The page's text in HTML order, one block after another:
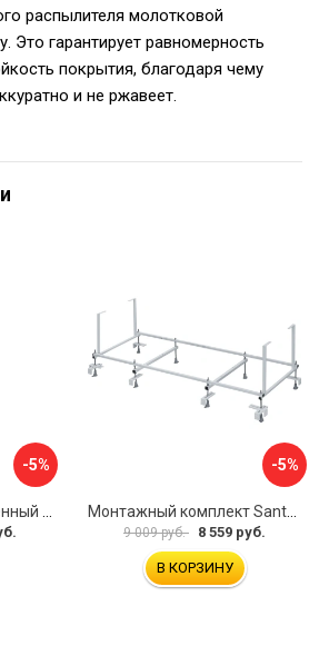
распылителя молотковой
Это гарантирует равномерность
покрытия, благодаря чему
и не ржавеет.
-5% -5%
9 009 руб. 8 559 руб.
В КОРЗИНУ